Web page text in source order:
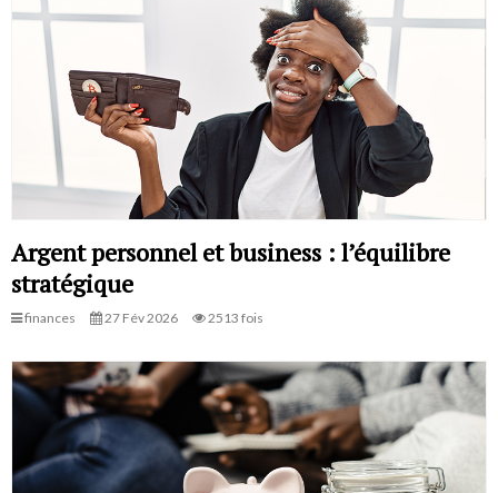
Argent personnel et business : l’équilibre
stratégique
finances 27 Fév 2026 2513 fois